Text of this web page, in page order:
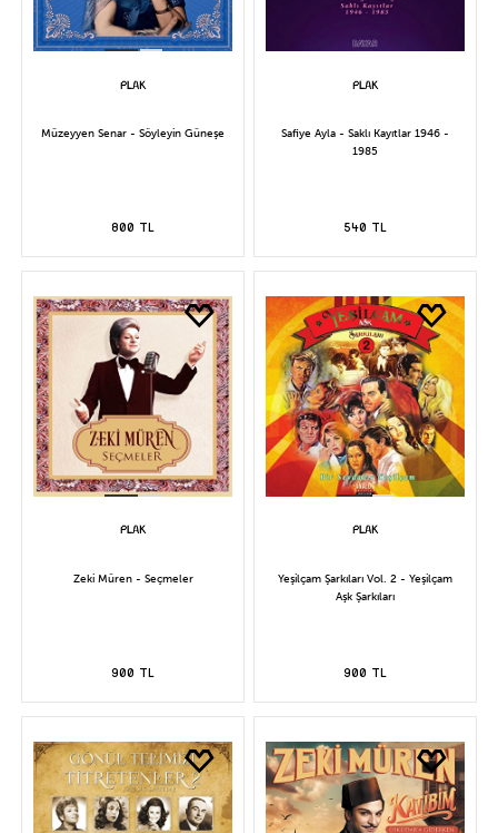
Müzeyyen Senar - Söyleyin Güneşe
800 TL
Safiye Ayla - Saklı Kayıtlar 1946 -
1985
540 TL
Zeki Müren - Seçmeler
900 TL
Yeşilçam Şarkıları Vol. 2 - Yeşilçam
Aşk Şarkıları
900 TL